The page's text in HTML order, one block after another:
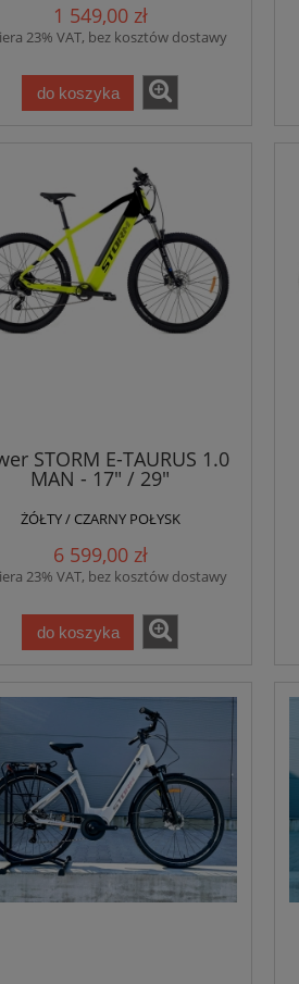
1 549,00 zł
23% VAT, bez kosztów dostawy
do koszyka
STORM E-TAURUS 1.0
MAN - 17" / 29"
ŻÓŁTY / CZARNY POŁYSK
6 599,00 zł
23% VAT, bez kosztów dostawy
do koszyka